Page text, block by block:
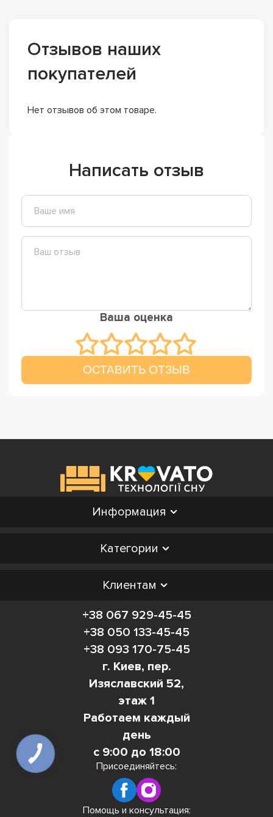
Отзывов наших
покупателей
Нет отзывов об этом товаре.
Написать отзыв
Ваша оценка
ОСТАВИТЬ ОТЗЫВ
Информация
Категории
Клиентам
+38 067 929-45-45
+38 050 133-45-45
+38 093 170-75-45
г. Киев, пер.
Изяславский 52,
этаж 1
Работаем каждый
день
с 9:00 до 18:00
Присоединяйтесь:
Помощь и консультация:
КНОПКА
СВЯЗИ